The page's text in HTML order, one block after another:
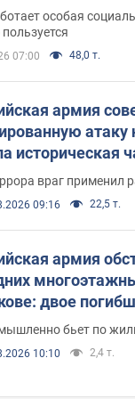
особая
07:00 48,0 т.
армия
атаку
историческая
враг применил
09:16 22,5 т.
армия
двое
бьет по
10:10 2,4 т.